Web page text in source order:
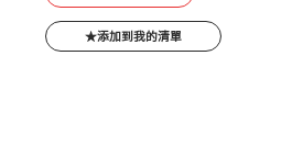
添加到我的清單